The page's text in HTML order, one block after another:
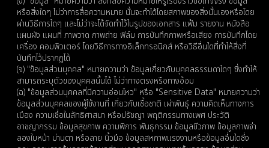
หรือสิ่งใดๆ ไม่ว่าการสื่อความหมาย นั้นจะทําได้โดยสภาพของสิ่งนั้นเองหรือโดย
ผ่านวิธีการใดๆ และไม่ว่าจะได้จัดทําไว้ในรูปของเอกสาร แฟ้ม รายงาน หนังสือ
แผนผัง แผนที่ ภาพวาด ภาพถ่าย ฟิล์ม การบันทึกภาพหรือเสียง การบันทึกโดย
เครื่อง คอมพิวเตอร์ โดยวิธีการทางอิเล็กทรอนิกส์ หรือวิธีอื่นใดที่ทําให้สิ่งที่
บันทึกไว้ปรากฏได้
(จ) "ข้อมูลส่วนบุคคล" หมายความว่า ข้อมูลเกี่ยวกับบุคคลธรรมดาใดๆ ซึ่งทําให้
สามารถระบุตัวของบุคคลนั้นได้ ไม่ว่าทางตรงหรือทางอ้อม
(ฉ) "ข้อมูลส่วนบุคคลที่มีความอ่อนไหว" หรือ "Sensitive Data" หมายความว่า
ข้อมูลส่วนบุคคลของผู้ใช้งานที่ เกี่ยวกับเชื้อชาติ เผ่าพันธุ์ ความคิดเห็นทางการ
เมือง ความเชื่อในลัทธิศาสนา หรือปรัชญา พฤติกรรมทางเพศ ประวัติ
อาชญากรรม ข้อมูลสุขภาพ ความพิการ พันธุกรรม ข้อมูลชีวภาพ ข้อมูลภาพจ่า
ลองใบหน้า ม่านตา หรือลาย นิ้วมือ ข้อมูลสหภาพแรงงานหรือข้อมูลอื่นใดซึ่ง